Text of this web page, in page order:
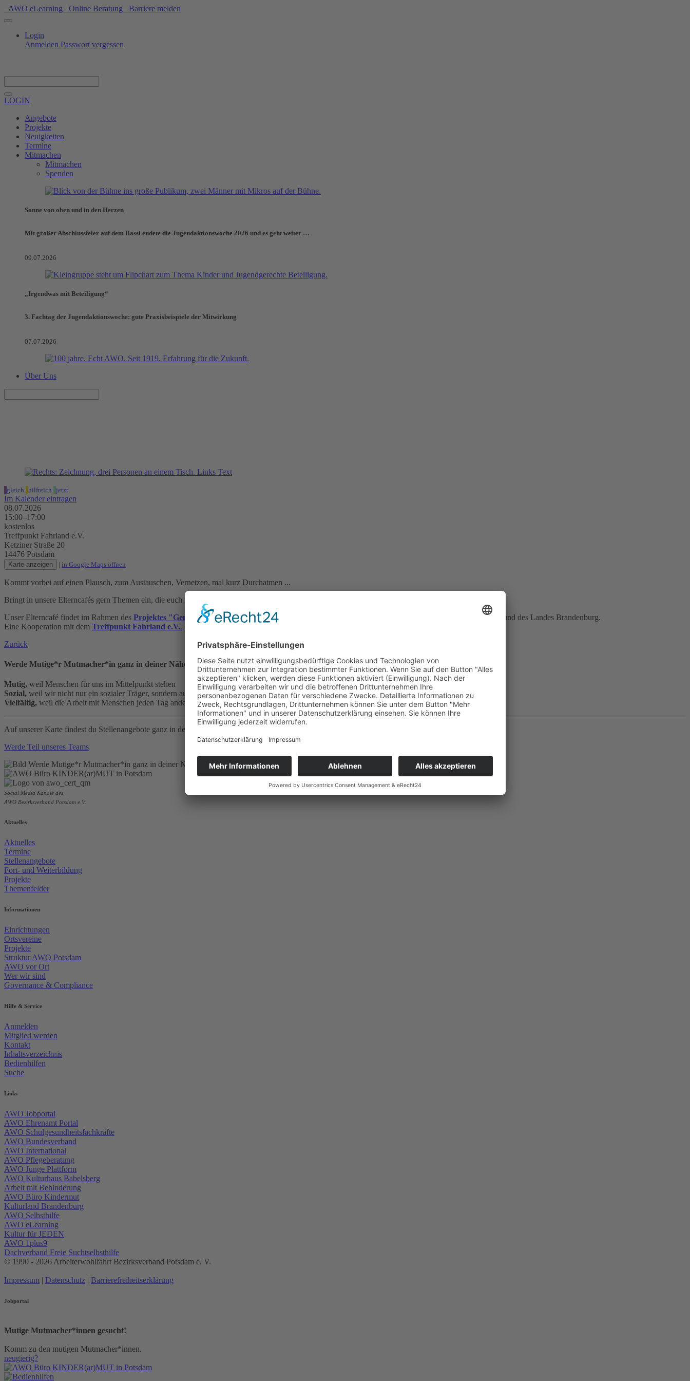
AWO eLearning Online Beratung Barriere melden
Login
Anmelden Passwort vergessen
LOGIN
Angebote
Projekte
Neuigkeiten
Termine
Mitmachen
Mitmachen
Spenden
Sonne von oben und in den Herzen
Mit großer Abschlussfeier auf dem Bassi endete die Jugendaktionswoche 2026 und es geht weiter …
09.07.2026
„Irgendwas mit Beteiligung“
3. Fachtag der Jugendaktionswoche: gute Praxisbeispiele der Mitwirkung
07.07.2026
Über Uns
gleich hilfreich jetzt
Im Kalender eintragen
08.07.2026
15:00–17:00
kostenlos
Treffpunkt Fahrland e.V.
Ketziner Straße 20
14476 Potsdam
Karte anzeigen | in Google Maps öffnen
Kommt vorbei auf einen Plausch, zum Austauschen, Vernetzen, mal kurz Durchatmen ...
Bringt in unsere Elterncafés gern Themen ein, die euch interessieren, Fragen, die Euch unter den Nägeln brennen...
Unser Elterncafé findet im Rahmen des Projektes "Gemeinsam wachsen - Stark vor Ort"
statt und wird gefördert aus Mitteln der Europäischen Union und des Landes Brandenburg.
Eine Kooperation mit dem Treffpunkt Fahrland e.V..
Zurück
Werde Mutige*r Mutmacher*in ganz in deiner Nähe!
Mutig, weil Menschen für uns im Mittelpunkt stehen
Sozial, weil wir nicht nur ein sozialer Träger, sondern auch ein sozialer Arbeitgeber sind
Vielfältig, weil die Arbeit mit Menschen jeden Tag anders ist
Auf unserer Karte findest du Stellenangebote ganz in deiner Nähe.
Werde Teil unseres Teams
Social Media Kanäle des
AWO Bezirksverband Potsdam e.V.
Aktuelles
Aktuelles
Termine
Stellenangebote
Fort- und Weiterbildung
Projekte
Themenfelder
Informationen
Einrichtungen
Ortsvereine
Projekte
Struktur AWO Potsdam
AWO vor Ort
Wer wir sind
Governance & Compliance
Hilfe & Service
Anmelden
Mitglied werden
Kontakt
Inhaltsverzeichnis
Bedienhilfen
Suche
Links
AWO Jobportal
AWO Ehrenamt Portal
AWO Schulgesundheitsfachkräfte
AWO Bundesverband
AWO International
AWO Pflegeberatung
AWO Junge Plattform
AWO Kulturhaus Babelsberg
Arbeit mit Behinderung
AWO Büro Kindermut
Kulturland Brandenburg
AWO Selbsthilfe
AWO eLearning
Kultur für JEDEN
AWO 1plus9
Dachverband Freie Suchtselbsthilfe
© 1990 - 2026 Arbeiterwohlfahrt Bezirksverband Potsdam e. V.
Impressum | Datenschutz | Barrierefreiheitserklärung
Jobportal
Mutige Mutmacher*innen gesucht!
Komm zu den mutigen Mutmacher*innen.
neugierig?